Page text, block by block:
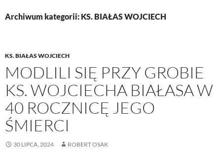
Archiwum kategorii: KS. BIAŁAS WOJCIECH
KS. BIAŁAS WOJCIECH
MODLILI SIĘ PRZY GROBIE
KS. WOJCIECHA BIAŁASA W
40 ROCZNICĘ JEGO
ŚMIERCI
30 LIPCA, 2024 ROBERT OSAK